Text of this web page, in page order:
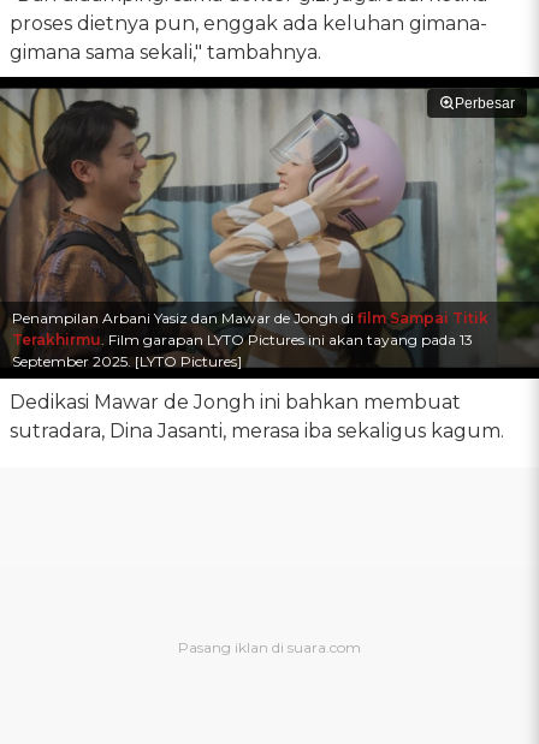
proses dietnya pun, enggak ada keluhan gimana-
gimana sama sekali," tambahnya.
Perbesar
Penampilan Arbani Yasiz dan Mawar de Jongh di film Sampai Titik
Terakhirmu . Film garapan LYTO Pictures ini akan tayang pada 13
September 2025. [LYTO Pictures]
Dedikasi Mawar de Jongh ini bahkan membuat
sutradara, Dina Jasanti, merasa iba sekaligus kagum.